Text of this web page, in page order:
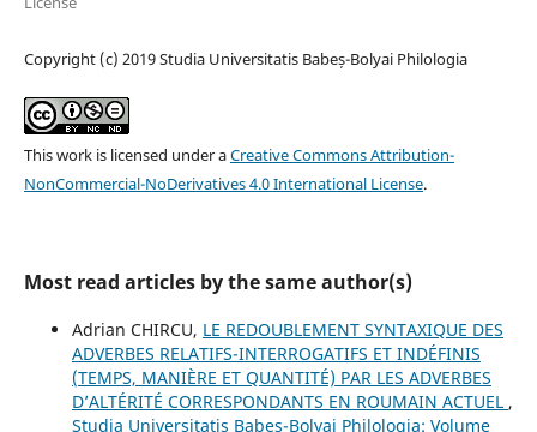
Copyright (c) 2019 Studia Universitatis Babeș-Bolyai Philologia
This work is licensed under aCreative Commons Attribution-
NonCommercial-NoDerivatives 4.0 International License.
Most read articles by the same author(s)
Adrian CHIRCU, LE REDOUBLEMENT SYNTAXIQUE DES
ADVERBES RELATIFS-INTERROGATIFS ET INDÉFINIS
(TEMPS, MANIÈRE ET QUANTITÉ) PAR LES ADVERBES
D’ALTÉRITÉ CORRESPONDANTS EN ROUMAIN ACTUEL ,
Studia Universitatis Babeș-Bolyai Philologia: Volume